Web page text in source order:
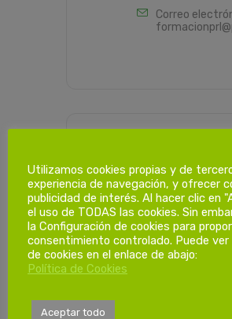
Correo
Dias
formación.
Utilizamos cookies propias y de
experiencia de navegación, y ofrecer
publicidad de interés. Al hacer clic en
el uso de TODAS las cookies. Sin
la Configuración de cookies para
consentimiento controlado. Puede
de cookies en el enlace de abajo:
Política de Cookies
Aceptar todo